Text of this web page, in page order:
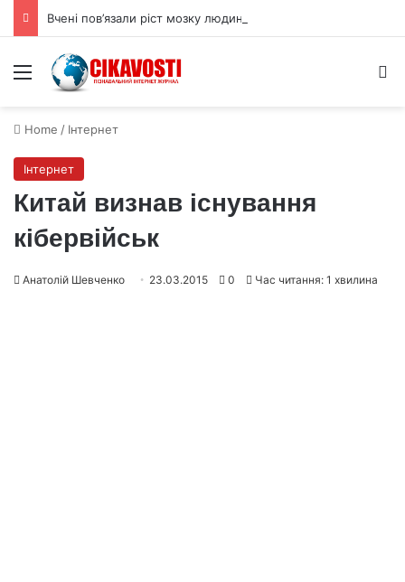
Вчені пов’язали ріст мозку людини з цукрами в раціоні
Menu
Home / Інтернет
Інтернет
Китай визнав існування
кібервійськ
Анатолій Шевченко 23.03.2015 0 Час читання: 1 хвилина